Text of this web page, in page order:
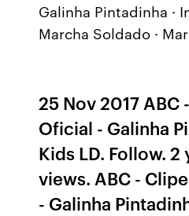
Galinha Pintadinha ·
Marcha Soldado ·
25 Nov 2017 ABC
Oficial - Galinha
Kids LD. Follow.
views. ABC -
- Galinha